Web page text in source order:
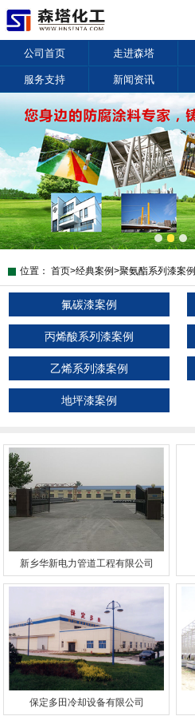
公司首页 走进森塔
服务支持 新闻资讯
位置： 首页>经典案例>聚氨酯系列漆案例
氟碳漆案例
丙烯酸系列漆案例
乙烯系列漆案例
地坪漆案例
新乡华新电力管道工程有限公司
保定多田冷却设备有限公司